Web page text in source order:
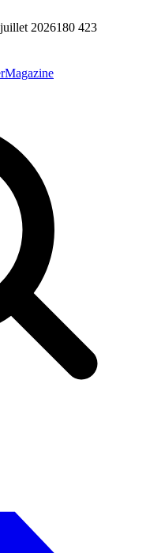
2026180 423
Magazine